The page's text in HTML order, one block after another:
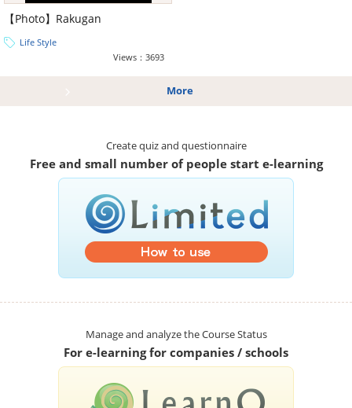
【Photo】Rakugan
Life Style
Views：3693
More
Create quiz and questionnaire
Free and small number of people start e-learning
Manage and analyze the Course Status
For e-learning for companies / schools